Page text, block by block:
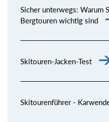
Sicher unterwegs: Warum
Bergtouren wichtig sind
Skitouren-Jacken-Test
Skitourenführer -